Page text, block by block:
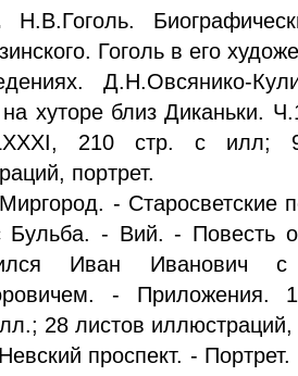
Н.В.Гоголь.
Гоголь в его
Д.Н.Овсянико-
хуторе близ Диканьки.
210 стр. с илл;
портрет.
Миргород. - Старосветские
Бульба. - Вий. - Повесть
Иван Иванович
- Приложения.
28 листов иллюстраций,
Невский проспект. -